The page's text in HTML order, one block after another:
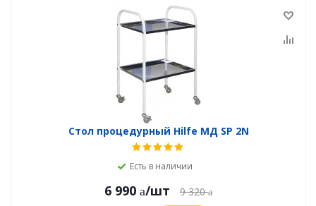
Стол процедурный Hilfe МД SP 2N
Есть в наличии
6 990 /шт 9 320